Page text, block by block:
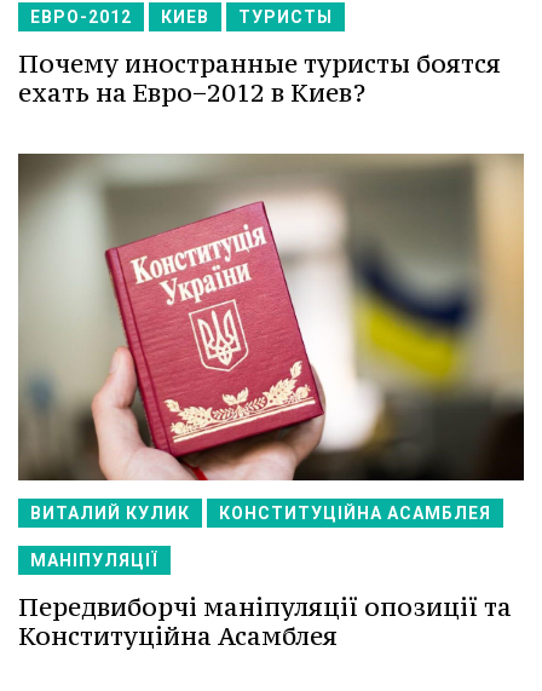
ЕВРО-2012 КИЕВ ТУРИСТЫ
Почему иностранные туристы боятся
ехать на Евро−2012 в Киев?
ВИТАЛИЙ КУЛИК КОНСТИТУЦІЙНА АСАМБЛЕЯ
МАНІПУЛЯЦІЇ
Передвиборчі маніпуляції опозиції та
Конституційна Асамблея